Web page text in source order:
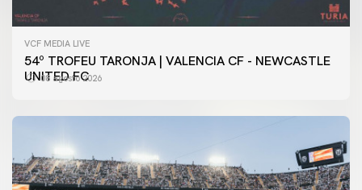
VCF MEDIA LIVE
54º TROFEU TARONJA | VALENCIA CF - NEWCASTLE
UNITED FC
08 agosto 2026